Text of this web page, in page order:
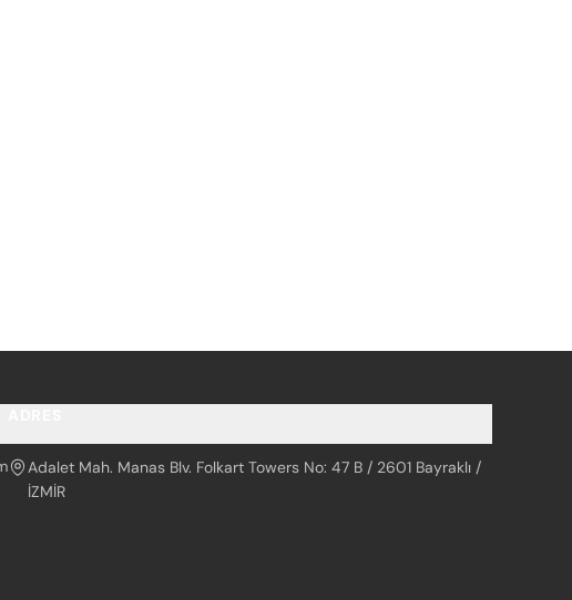
Adalet Mah. Manas Blv. Folkart Towers No: 47 B / 2601 Bayraklı /
İZMİR